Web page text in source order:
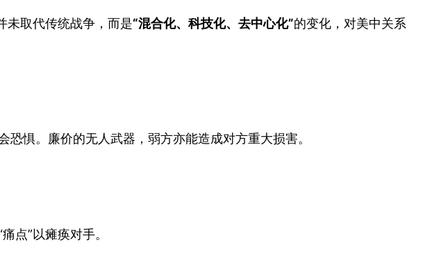
未取代传统战争，而是“混合化、科技化、去中心化”的变化，对美中关系
惧。廉价的无人武器，弱方亦能造成对方重大损害。
点”以瘫痪对手。